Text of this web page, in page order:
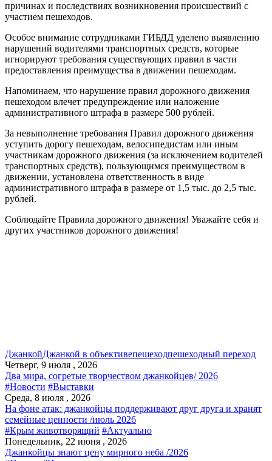
причинах и последствиях возникновения происшествий с
участием пешеходов.
Особое внимание сотрудниками ГИБДД уделено выявлению
нарушений водителями транспортных средств, которые
игнорируют требования существующих правил в части
предоставления преимущества в движении пешеходам.
Напоминаем, что нарушение правил дорожного движения
пешеходом влечет предупреждение или наложение
административного штрафа в размере 500 рублей.
За невыполнение требования Правил дорожного движения
уступить дорогу пешеходам, велосипедистам или иным
участникам дорожного движения (за исключением водителей
транспортных средств), пользующимся преимуществом в
движении, установлена ответственность в виде
административного штрафа в размере от 1,5 тыс. до 2,5 тыс.
рублей.
Соблюдайте Правила дорожного движения! Уважайте себя и
других участников дорожного движения!
ДжанкойДжанкой в объективепешеходпешеходный переход
Четверг, 9 июля , 2026
Два мира, согретые творчеством джанкойцев/ 2026
#Новости #Выставки
Среда, 8 июля , 2026
На фоне атак: джанкойцы поддерживают друг друга и хранят
семейные ценности /июль 2026
#Крым животворящий #Актуально
Понедельник, 22 июня , 2026
Джанкойцы знают цену мирного неба /2026